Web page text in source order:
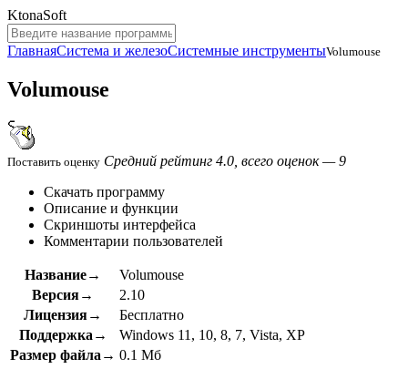
KtonaSoft
ГлавнаяСистема и железоСистемные инструментыVolumouse
Volumouse
Поставить оценку Средний рейтинг 4.0, всего оценок — 9
Скачать программу
Описание и функции
Скриншоты интерфейса
Комментарии пользователей
Название→
Volumouse
Версия→
2.10
Лицензия→
Бесплатно
Поддержка→
Windows 11, 10, 8, 7, Vista, XP
Размер файла→ 0.1 Мб